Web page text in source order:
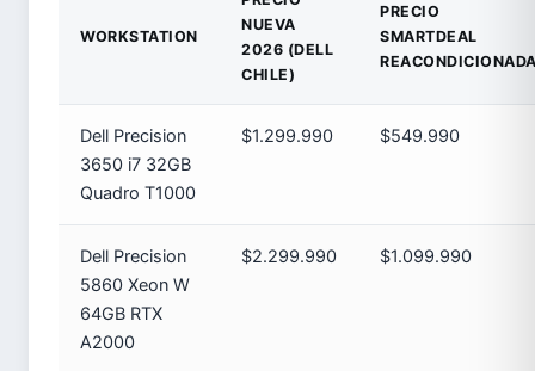
WORKSTATION
NUEVA
2026 (DELL
CHILE)
PRECIO
SMARTDEAL
Dell Precision
3650 i7 32GB
Quadro T1000
$1.299.990 $549.990
Dell Precision
5860 Xeon W
64GB RTX
A2000
$2.299.990 $1.099.990